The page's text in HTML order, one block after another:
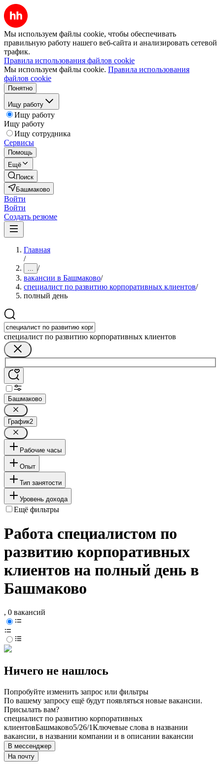
Мы используем файлы cookie, чтобы обеспечивать
правильную работу нашего веб-сайта и анализировать сетевой
трафик.
Правила использования файлов cookie
Мы используем файлы cookie. Правила использования
файлов cookie
Понятно
Ищу работу
Ищу работу
Ищу работу
Ищу сотрудника
Сервисы
Помощь
Ещё
Поиск
Башмаково
Войти
Войти
Создать резюме
Главная
/
... /
вакансии в Башмаково/
специалист по развитию корпоративных клиентов/
полный день
специалист по развитию корпоративных клиентов
Башмаково
График2
Рабочие часы
Опыт
Тип занятости
Уровень дохода
Ещё фильтры
Работа специалистом по
развитию корпоративных
клиентов на полный день в
Башмаково
, 0 вакансий
Ничего не нашлось
Попробуйте изменить запрос или фильтры
По вашему запросу ещё будут появляться новые вакансии.
Присылать вам?
специалист по развитию корпоративных
клиентовБашмаково5/26/1Ключевые слова в названии
вакансии, в названии компании и в описании вакансии
В мессенджер
На почту